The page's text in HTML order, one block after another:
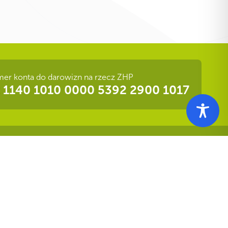
konta do darowizn na rzecz ZHP
1140 1010 0000 5392 2900 1017